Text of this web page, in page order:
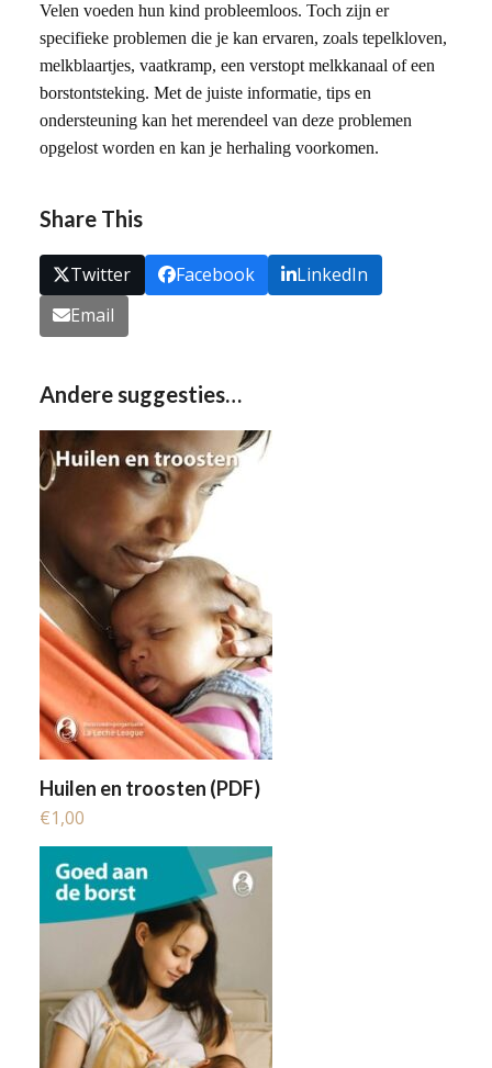
Velen voeden hun kind probleemloos. Toch zijn er
specifieke problemen die je kan ervaren, zoals tepelkloven,
melkblaartjes, vaatkramp, een verstopt melkkanaal of een
borstontsteking. Met de juiste informatie, tips en
ondersteuning kan het merendeel van deze problemen
opgelost worden en kan je herhaling voorkomen.
Share This
Twitter Facebook
LinkedIn
Email
Andere suggesties…
Huilen en troosten (PDF)
€1,00